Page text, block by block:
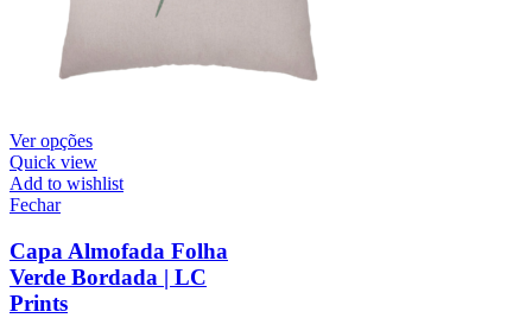
Ver opções
Quick view
Add to wishlist
Fechar
Capa Almofada Folha
Verde Bordada | LC
Prints